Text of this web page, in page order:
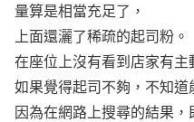
量算是相當充足了，
上面還灑了稀疏的起司粉。
在座位上沒有看到店家有主
如果覺得起司不夠，不知道
因為在網路上搜尋的結果，